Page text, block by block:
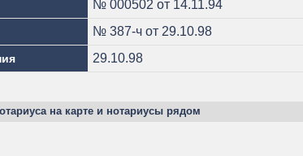
№ 000502 от 14.11.94
№ 387-ч от 29.10.98
29.10.98
на карте и нотариусы рядом